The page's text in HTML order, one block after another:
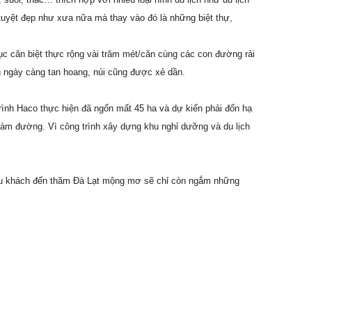
đẹp như xưa nữa mà thay vào đó là những biệt thự,
căn biệt thực rộng vài trăm mét/căn cùng các con đường rải
càng tan hoang, núi cũng được xẻ dần.
Haco thực hiện đã ngốn mất 45 ha và dự kiến phải đốn hạ
đường. Vì công trình xây dựng khu nghỉ dưỡng và du lịch
đến thăm Đà Lạt mộng mơ sẽ chỉ còn ngắm những